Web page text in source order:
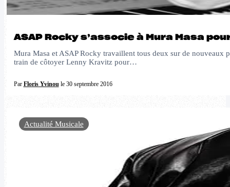
ASAP Rocky s’associe à Mura Masa
Mura Masa et ASAP Rocky travaillent tous deux sur de nouveaux
train de côtoyer Lenny Kravitz pour…
Par Floris Yvinoule 30 septembre 2016
Actualité Musicale